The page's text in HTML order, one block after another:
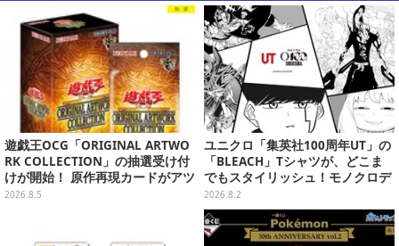
遊戯王OCG「ORIGINAL ARTWO
RK COLLECTION」の抽選受け付
けが開始！ 原作再現カードがアツ
いスペシャルパック
2026.8.5
ユニクロ「集英社100周年UT」の
「BLEACH」Tシャツが、どこま
でもスタイリッシュ！モノクロデ
ザインもクール
2026.8.2